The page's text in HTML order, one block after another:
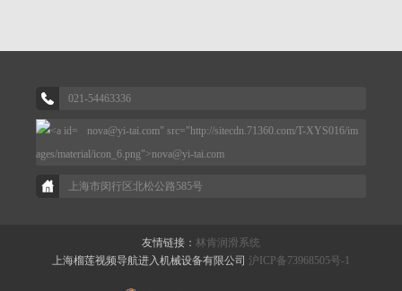
021-54463336
nova@yi-tai.com" src="http://sitecdn.71360.com/T-XYS016/im
ages/material/icon_6.png">nova@yi-tai.com
上海市闵行区北松公路585号
友情链接： 林肯润滑系统
上海榴莲视频导航进入机械设备有限公司 沪ICP备73968505号-1